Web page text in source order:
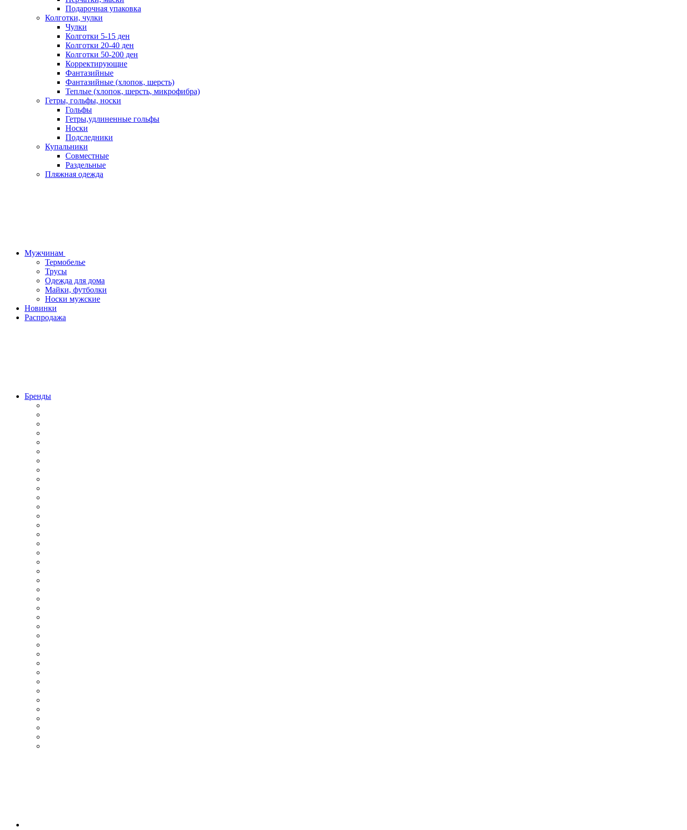
Подарочная упаковка
Колготки, чулки
Чулки
Колготки 5-15 ден
Колготки 20-40 ден
Колготки 50-200 ден
Корректирующие
Фантазийные
Фантазийные (хлопок, шерсть)
Теплые (хлопок, шерсть, микрофибра)
Гетры, гольфы, носки
Гольфы
Гетры,удлиненные гольфы
Носки
Подследники
Купальники
Совместные
Раздельные
Пляжная одежда
Мужчинам
Термобелье
Трусы
Одежда для дома
Майки, футболки
Носки мужские
Новинки
Распродажа
Бренды